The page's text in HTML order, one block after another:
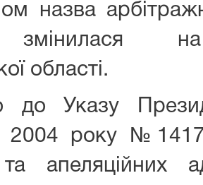
назва
змінилася на
області.
до Указу
2004 року
апеляційних